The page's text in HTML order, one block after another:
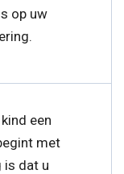
op uw
een
met
is dat u